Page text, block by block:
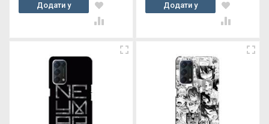
Додати у
кошик
Додати у
кошик